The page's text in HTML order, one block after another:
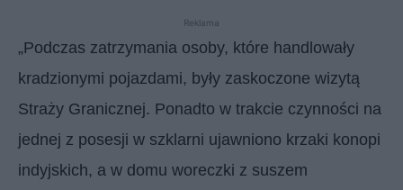
Reklama
„Podczas zatrzymania osoby, które handlowały
kradzionymi pojazdami, były zaskoczone wizytą
Straży Granicznej. Ponadto w trakcie czynności na
jednej z posesji w szklarni ujawniono krzaki konopi
indyjskich, a w domu woreczki z suszem